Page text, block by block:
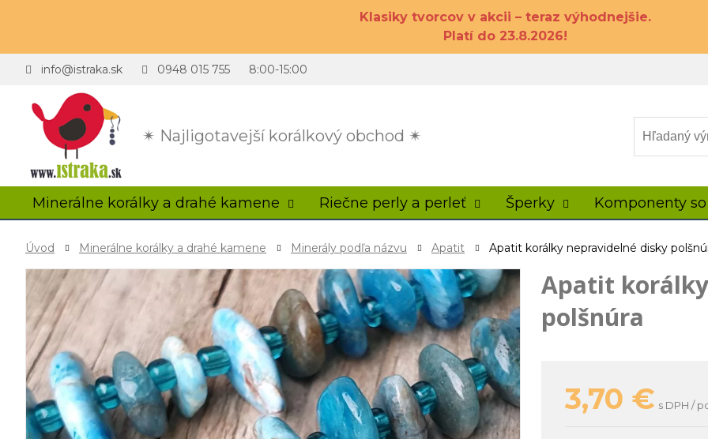
Klasiky tvorcov v akcii – teraz výhodnejšie.
Platí do 23.8.2026!
✴ Najligotavejší korálkový obchod ✴
info@istraka.sk 0948 015 755 8:00-15:00
Minerálne korálky a drahé kamene Riečne perly a perleť Šperky Komponenty
Úvod Minerálne korálky a drahé kamene Minerály podľa názvu Apatit Apatit korálky nepravidelné disky
Apatit
polšnúra
3,70 € s DPH /